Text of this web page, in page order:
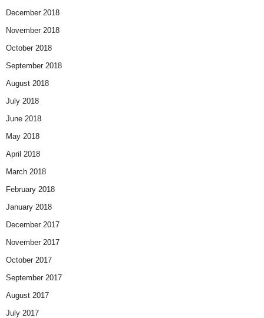
December 2018
November 2018
October 2018
September 2018
August 2018
July 2018
June 2018
May 2018
April 2018
March 2018
February 2018
January 2018
December 2017
November 2017
October 2017
September 2017
August 2017
July 2017